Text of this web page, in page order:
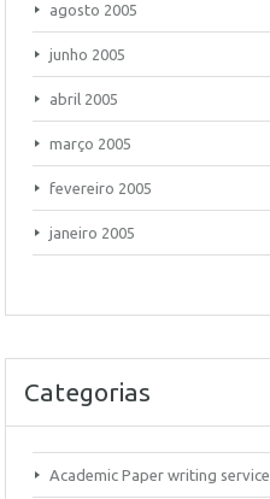
agosto 2005
junho 2005
abril 2005
março 2005
fevereiro 2005
janeiro 2005
Categorias
Academic Paper writing service